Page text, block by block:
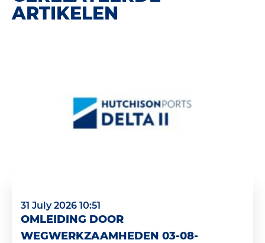
ARTIKELEN
31 July 2026 10:51
OMLEIDING DOOR
WEGWERKZAAMHEDEN 03-08-